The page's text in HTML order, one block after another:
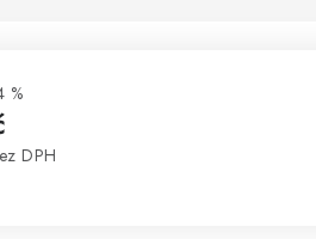
%
DPH